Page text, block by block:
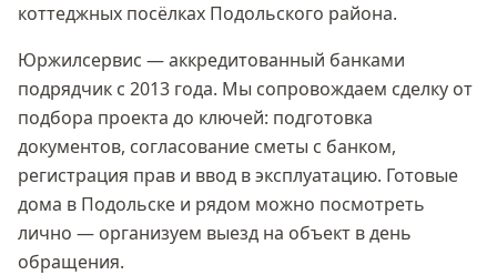
коттеджных посёлках Подольского района.
Юржилсервис — аккредитованный банками
подрядчик с 2013 года. Мы сопровождаем сделку от
подбора проекта до ключей: подготовка
документов, согласование сметы с банком,
регистрация прав и ввод в эксплуатацию. Готовые
дома в Подольске и рядом можно посмотреть
лично — организуем выезд на объект в день
обращения.